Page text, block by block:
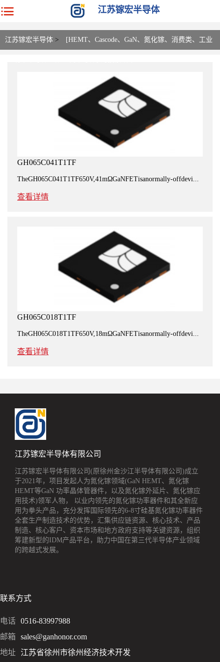
江苏镓宏半导体
江苏镓宏半导体 > [HEMT、Cascode、GaN、氮化镓、消费类、工业
GH065C041T1TF
TheGH065C041T1TF650V,41mΩGaNFETisanormally-offdevi...
查看详情
GH065C018T1TF
TheGH065C018T1TF650V,18mΩGaNFETisanormally-offdevi...
查看详情
江苏镓宏半导体有限公司
江苏镓宏半导体有限公司(原徐州金沙江半导体有限公司)成立
于2021年，项目发起人为氮化镓领域(GaN HEMT、氮化镓
HEMT等GaN 功率晶体管器件，以及氮化镓外延片、氮化镓应
用技术)领军人物， 以业内领先的氮化镓功率器件和其全新应
用为拳头产品，充分发挥国际领先的6-8寸硅基氮化镓功率器件
全套生产制造技术的优势，汇集供应链资源、核心技术、产品
制造、核心客户、资本市场和地方政府支持等关键资源，组织
筹建新型的IDM产品平台，助力中国在第三代半导体产业领域
的跨越式发展。
联系方式
电话 0516-83997988
邮箱
sales@ganhonor.com
地址
江苏省徐州市徐州经济技术开发